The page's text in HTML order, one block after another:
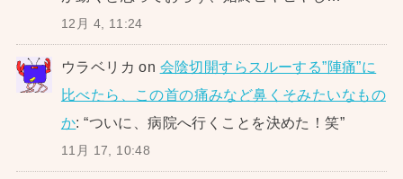
12月 4, 11:24
ウラベリカ on 会陰切開すらスルーする”陣痛”に
比べたら、この首の痛みなど鼻くそみたいなもの
か: “ついに、病院へ行くことを決めた！笑”
11月 17, 10:48